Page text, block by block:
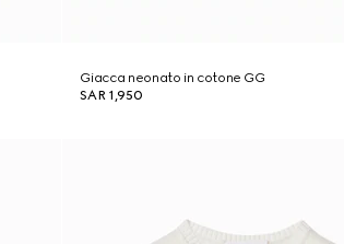
Giacca neonato in cotone GG
SAR 1,950